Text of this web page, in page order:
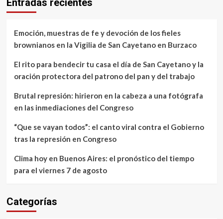
Emoción, muestras de fe y devoción de los fieles
brownianos en la Vigilia de San Cayetano en Burzaco
El rito para bendecir tu casa el día de San Cayetano y la
oración protectora del patrono del pan y del trabajo
Brutal represión: hirieron en la cabeza a una fotógrafa
en las inmediaciones del Congreso
“Que se vayan todos”: el canto viral contra el Gobierno
tras la represión en Congreso
Clima hoy en Buenos Aires: el pronóstico del tiempo
para el viernes 7 de agosto
Categorías